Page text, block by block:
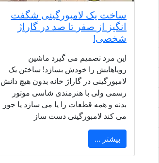
ساخت یک لامبورگینی شگفت
انگیز از صفر تا صد در گاراژ
شخصی!
این مرد تصمیم می گیرد ماشین
رویاهایش را خودش بسازد! ساختن یک
لامبورگینی در گاراژ خانه‌ بدون هیچ دانش
رسمی ولی با هنرمندی شاسی موتور
بدنه و همه قطعات را یا می سازد یا جور
می کند لامبورگینی دست ساز
بیشتر ...